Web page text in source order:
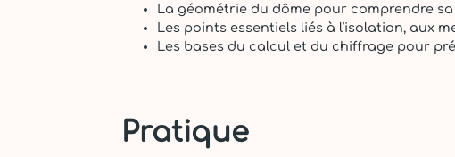
La géométrie du dôme pour comprendre
Les points essentiels liés à l’isolation, aux
Les bases du calcul et du chiffrage pour
Pratique